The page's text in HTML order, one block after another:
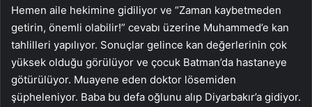
Hemen aile hekimine gidiliyor ve “Zaman kaybetmeden
getirin, önemli olabilir!” cevabı üzerine Muhammed’e kan
tahlilleri yapılıyor. Sonuçlar gelince kan değerlerinin çok
yüksek olduğu görülüyor ve çocuk Batman’da hastaneye
götürülüyor. Muayene eden doktor lösemiden
şüpheleniyor. Baba bu defa oğlunu alıp Diyarbakır’a gidiyor.